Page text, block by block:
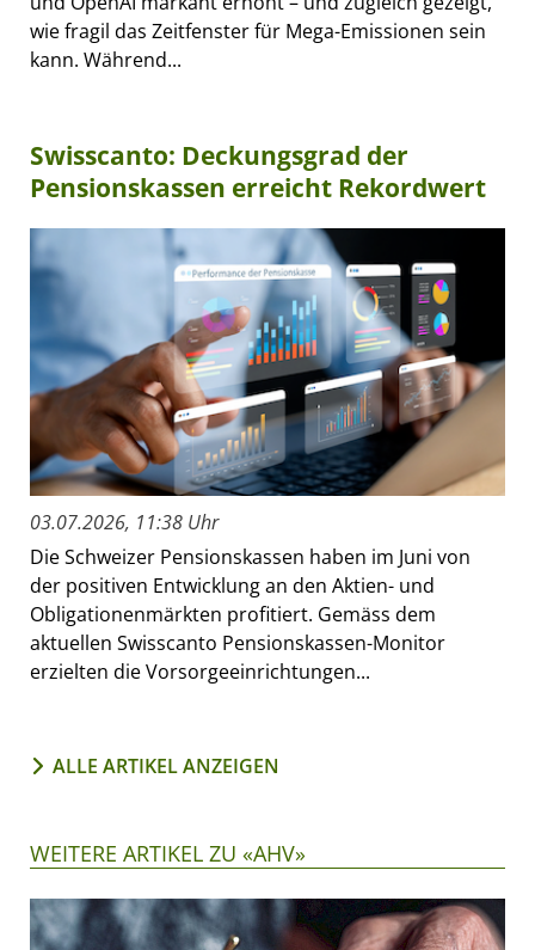
wie fragil das Zeitfenster für Mega-Emissionen sein
kann. Während...
Swisscanto: Deckungsgrad der
Pensionskassen erreicht Rekordwert
03.07.2026, 11:38 Uhr
Die Schweizer Pensionskassen haben im Juni von
der positiven Entwicklung an den Aktien- und
Obligationenmärkten profitiert. Gemäss dem
aktuellen Swisscanto Pensionskassen-Monitor
erzielten die Vorsorgeeinrichtungen...
ALLE ARTIKEL ANZEIGEN
WEITERE ARTIKEL ZU «AHV»